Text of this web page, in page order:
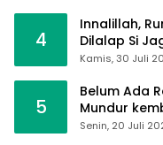
4
Innalillah,
Dilalap Si
Kamis, 30 Juli
5
Belum Ada
Mundur
Senin, 20 Juli